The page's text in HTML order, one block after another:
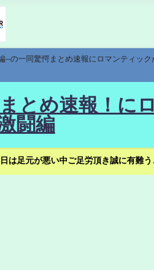
の一同驚愕まとめ速報にロマンティッ
とめ速報！に
闘編
足元が悪い中ご足労頂き誠に有難う